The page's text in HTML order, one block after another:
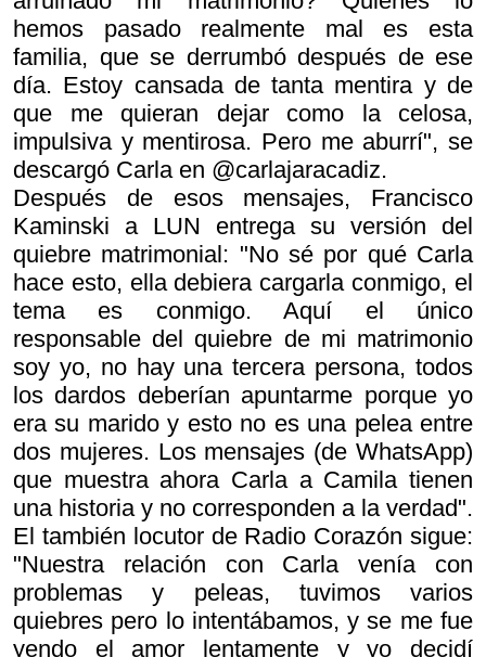
hemos pasado realmente mal es esta
familia, que se derrumbó después de ese
día. Estoy cansada de tanta mentira y de
que me quieran dejar como la celosa,
impulsiva y mentirosa. Pero me aburrí", se
descargó Carla en @carlajaracadiz.
Después de esos mensajes, Francisco
Kaminski a LUN entrega su versión del
quiebre matrimonial: "No sé por qué Carla
hace esto, ella debiera cargarla conmigo, el
tema es conmigo. Aquí el único
responsable del quiebre de mi matrimonio
soy yo, no hay una tercera persona, todos
los dardos deberían apuntarme porque yo
era su marido y esto no es una pelea entre
dos mujeres. Los mensajes (de WhatsApp)
que muestra ahora Carla a Camila tienen
una historia y no corresponden a la verdad".
El también locutor de Radio Corazón sigue:
"Nuestra relación con Carla venía con
problemas y peleas, tuvimos varios
quiebres pero lo intentábamos, y se me fue
yendo el amor lentamente y yo decidí